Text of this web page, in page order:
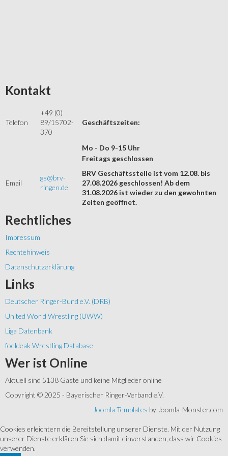
Kontakt
Telefon
+49 (0)
89/15702-
370
Geschäftszeiten:
Mo - Do 9-15 Uhr
Email
gs@brv-
ringen.de
Freitags geschlossen
BRV Geschäftsstelle ist vom 12.08. bis
27.08.2026 geschlossen! Ab dem
31.08.2026 ist wieder zu den gewohnten
Zeiten geöffnet.
Rechtliches
Impressum
Rechtehinweis
Datenschutzerklärung
Links
Deutscher Ringer-Bund e.V. (DRB)
United World Wrestling (UWW)
Liga Datenbank
foeldeak Wrestling Database
Wer ist Online
Aktuell sind 5138 Gäste und keine Mitglieder online
Copyright © 2025 - Bayerischer Ringer-Verband e.V.
Joomla Templates by Joomla-Monster.com
Cookies erleichtern die Bereitstellung unserer Dienste. Mit der Nutzung
unserer Dienste erklären Sie sich damit einverstanden, dass wir Cookies
verwenden.